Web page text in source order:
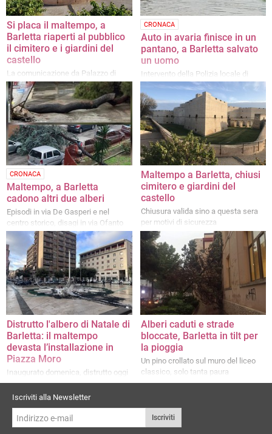
Si placa il maltempo, a
Barletta riaperti al pubblico
il cimitero e i giardini del
castello
La comunicazione da Palazzo di
città
CRONACA
Auto in avaria finisce in un
pantano, a Barletta salvato
un uomo
Intervento della Polizia locale di
Barletta: l’uomo era bloccato nel
veicolo invaso dall’acqua e
incapace di muoversi per il freddo
CRONACA
Maltempo, a Barletta
cadono altri due alberi
Episodi in via De Gasperi e nel
centro storico, disagi in via Ofanto
Maltempo a Barletta, chiusi
cimitero e giardini del
castello
Chiusura valida sino a questa sera
per motivi di sicurezza
Distrutto l'albero di Natale di
Barletta: il maltempo
devasta l’installazione in
Piazza Moro
Inaugurato domenica, distrutto oggi
dal temporale. Sul posto Polizia
locale
Alberi caduti e strade
bloccate, Barletta in tilt per
la pioggia
Un pino crollato sul muro del liceo
classico, solo tanta paura
Iscriviti alla Newsletter
Iscriviti